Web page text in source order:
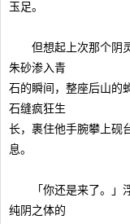
玉足。
但想起上次那个阴灵
朱砂渗入青
石的瞬间，整座后山的
石缝疯狂生
长，裹住他手腕攀上砚
息。
「你还是来了。」浮
纯阴之体的